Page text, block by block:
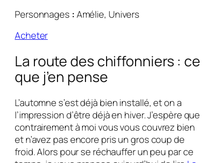
Personnages :Amélie, Univers
Acheter
La route des chiffonniers : ce
que j’en pense
L’automne s’est déjà bien installé, et on a
l’impression d’être déjà en hiver. J’espère que
contrairement à moi vous vous couvrez bien
et n’avez pas encore pris un gros coup de
froid. Alors pour se réchauffer un peu par ce